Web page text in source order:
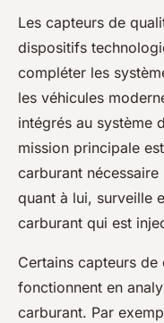
Les capteurs de
dispositifs
compléter les
les véhicules
intégrés au système
mission principale
carburant
quant à lui, surveille
carburant qui est
Certains capteurs
fonctionnent en
carburant. Par